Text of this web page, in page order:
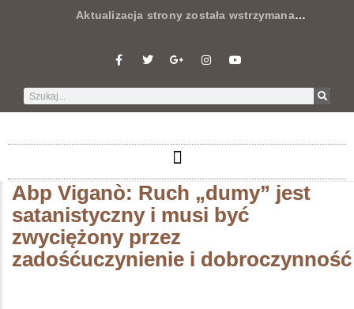
Aktualizacja strony została wstrzymana…
Abp Viganò: Ruch „dumy” jest
satanistyczny i musi być
zwyciężony przez
zadośćuczynienie i dobroczynność